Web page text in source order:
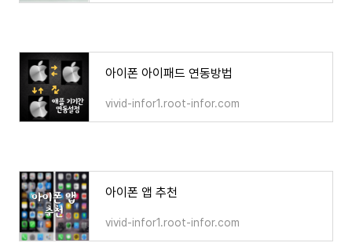
아이폰 아이패드 연동방법
vivid-infor1.root-infor.com
아이폰 앱 추천
vivid-infor1.root-infor.com